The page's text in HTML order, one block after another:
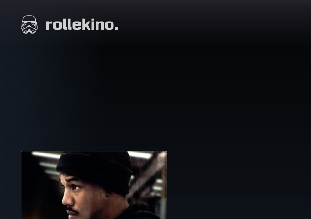
suoraan
sisältöön
Elokuvat ja elokuva-arviot | Rollekino.fi